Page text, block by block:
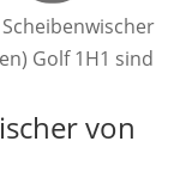
Golf 1H1 sind
von